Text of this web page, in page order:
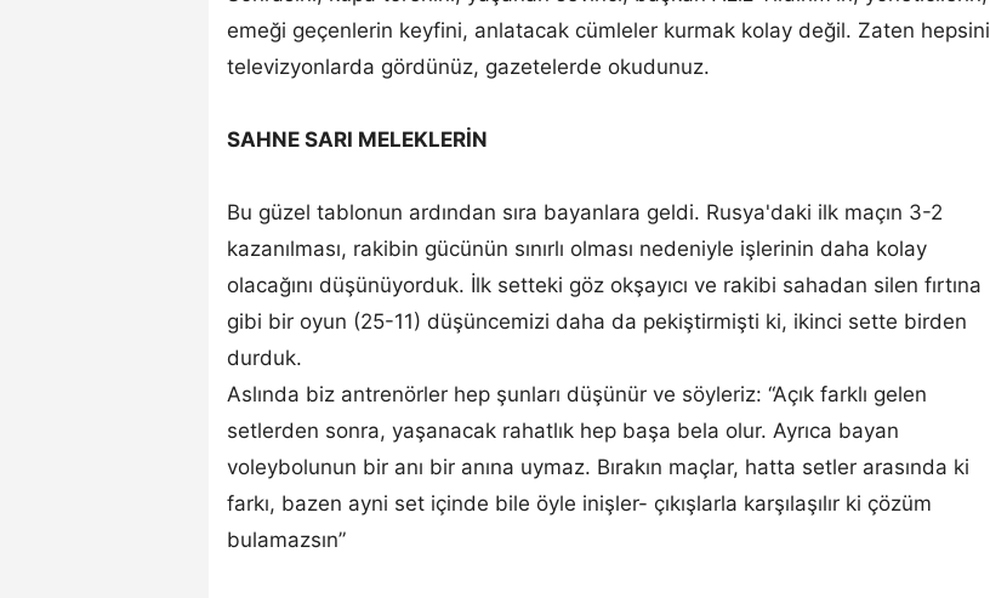
emeği geçenlerin keyfini, anlatacak cümleler kurmak kolay değil. Zaten hepsini
televizyonlarda gördünüz, gazetelerde okudunuz.
SAHNE SARI MELEKLERİN
Bu güzel tablonun ardından sıra bayanlara geldi. Rusya'daki ilk maçın 3-2
kazanılması, rakibin gücünün sınırlı olması nedeniyle işlerinin daha kolay
olacağını düşünüyorduk. İlk setteki göz okşayıcı ve rakibi sahadan silen fırtına
gibi bir oyun (25-11) düşüncemizi daha da pekiştirmişti ki, ikinci sette birden
durduk.
Aslında biz antrenörler hep şunları düşünür ve söyleriz: “Açık farklı gelen
setlerden sonra, yaşanacak rahatlık hep başa bela olur. Ayrıca bayan
voleybolunun bir anı bir anına uymaz. Bırakın maçlar, hatta setler arasında ki
farkı, bazen ayni set içinde bile öyle inişler- çıkışlarla karşılaşılır ki çözüm
bulamazsın”